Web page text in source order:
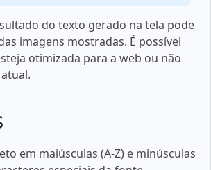
do texto gerado na tela pode
imagens mostradas. É possível
otimizada para a web ou não
em maiúsculas (A-Z) e minúsculas